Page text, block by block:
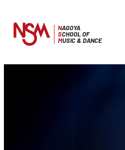
NAGOYA
SCHOOL OF
MUSIC & DANCE